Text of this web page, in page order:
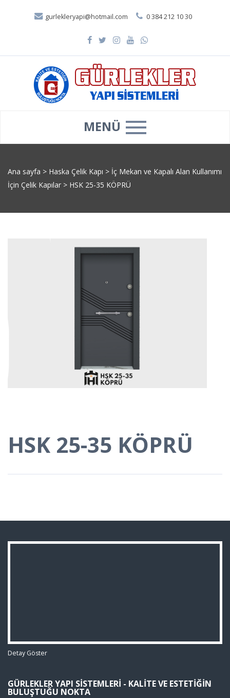
gurlekleryapi@hotmail.com 0 384 212 10 30
MENÜ
Ana sayfa > Haska Çelik Kapı > İç Mekan ve Kapalı Alan Kullanımı
İçin Çelik Kapılar > HSK 25-35 KÖPRÜ
HSK 25-35 KÖPRÜ
Detay Göster
GÜRLEKLER YAPI SISTEMLERI - KALITE VE ESTETIĞIN
BULUŞTUĞU NOKTA